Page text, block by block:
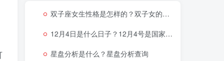
双子座女生性格是怎样的？双子女的性格与脾气
12月4日是什么日子？12月4号是国家宪法日吗？
星盘分析是什么？星盘分析查询